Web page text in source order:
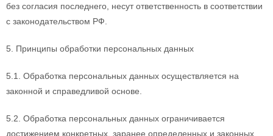
без согласия последнего, несут ответственность в соответствии
с законодательством РФ.
5. Принципы обработки персональных данных
5.1. Обработка персональных данных осуществляется на
законной и справедливой основе.
5.2. Обработка персональных данных ограничивается
достижением конкретных, заранее определенных и законных